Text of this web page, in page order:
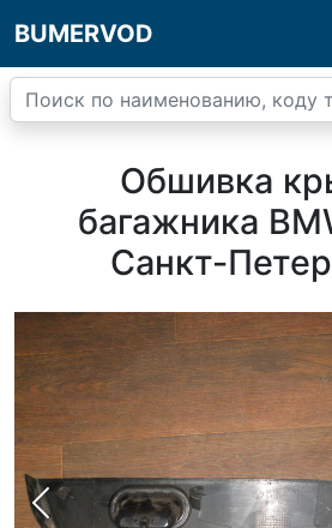
BUMERVOD
Обшивка
багажника
Санкт-